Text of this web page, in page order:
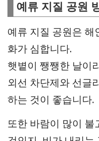
예류 지질 공원
예류 지질 공원은 해
화가 심합니다.
햇볕이 쨍쨍한 날이
외선 차단제와 선글
하는 것이 좋습니다.
또한 바람이 많이